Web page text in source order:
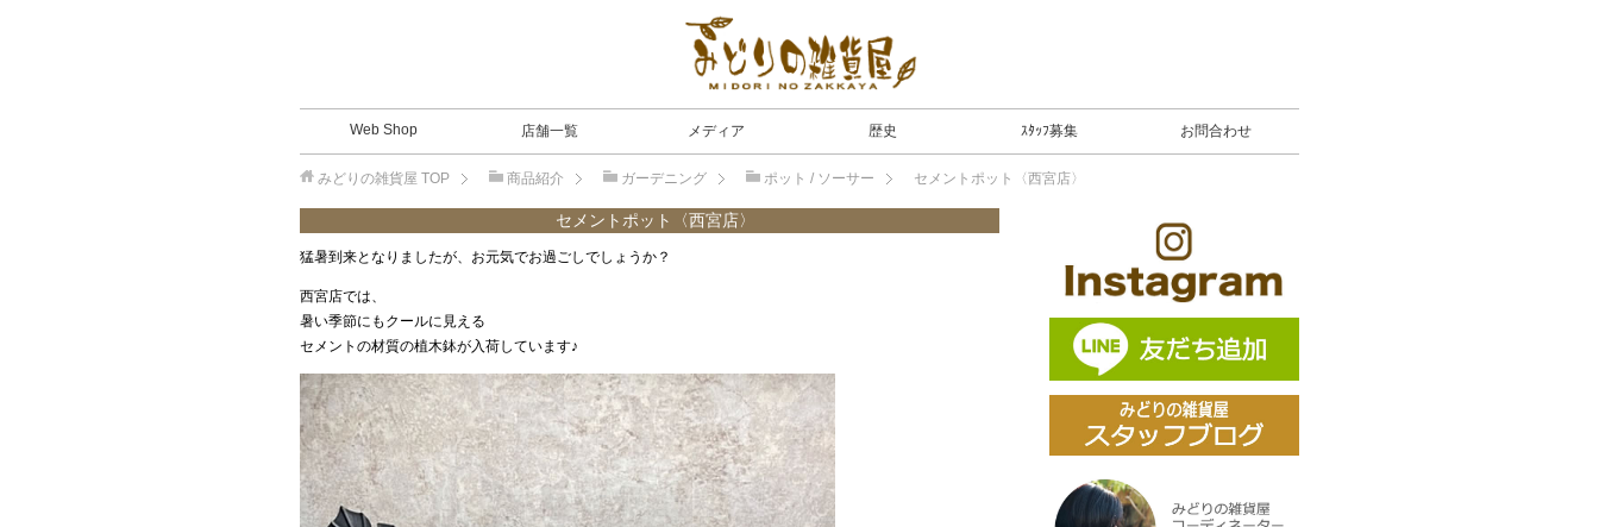
Web Shop 店舗一覧 メディア 歴史 ｽﾀｯﾌ募集 お問合わせ
みどりの雑貨屋 TOP 商品紹介 ガーデニング ポット / ソーサー セメントポット〈西宮店〉
セメントポット〈西宮店〉
猛暑到来となりましたが、お元気でお過ごしでしょうか？
西宮店では、
暑い季節にもクールに見える
セメントの材質の植木鉢が入荷しています♪